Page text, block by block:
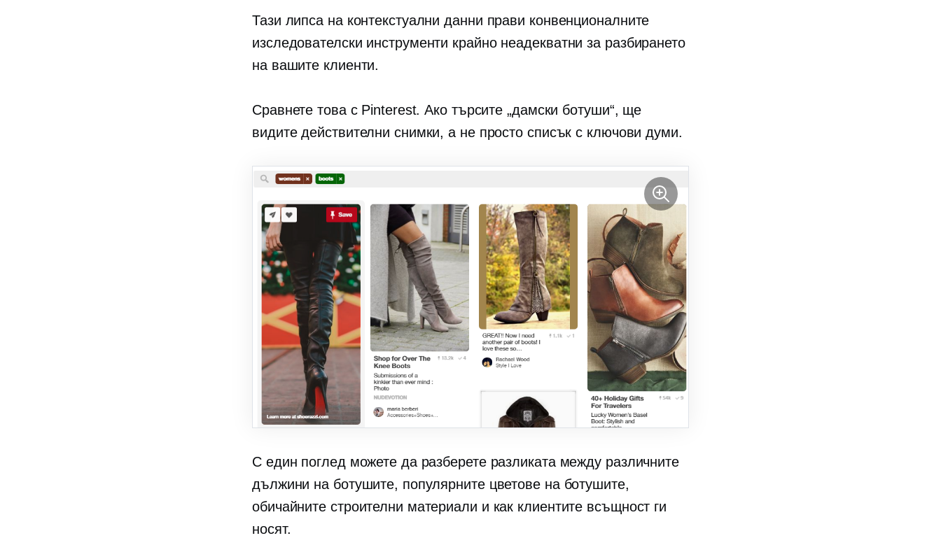
Тази липса на контекстуални данни прави конвенционалните
изследователски инструменти крайно неадекватни за разбирането
на вашите клиенти.
Сравнете това с Pinterest. Ако търсите „дамски ботуши“, ще
видите действителни снимки, а не просто списък с ключови думи.
С един поглед можете да разберете разликата между различните
дължини на ботушите, популярните цветове на ботушите,
обичайните строителни материали и как клиентите всъщност ги
носят.